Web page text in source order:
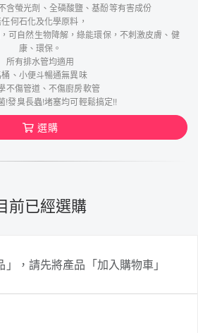
含螢光劑、全磷酸鹽、基酚等有害成份
何石化及化學原料，
可自然生物降解，綠能環保，不刺激皮膚、健
康、環保。
所有排水管均適用
桶、小便斗暢通無異味
不傷管道、不傷廚房軟管
!發臭長蟲!堵塞均可輕鬆搞定!!
選購
前已經選購
，請先將產品「加入購物車」